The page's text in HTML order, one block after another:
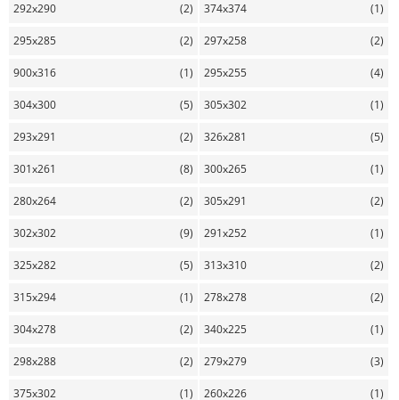
292x290 (2) 374x374 (1)
295x285 (2) 297x258 (2)
900x316 (1) 295x255 (4)
304x300 (5) 305x302 (1)
293x291 (2) 326x281 (5)
301x261 (8) 300x265 (1)
280x264 (2) 305x291 (2)
302x302 (9) 291x252 (1)
325x282 (5) 313x310 (2)
315x294 (1) 278x278 (2)
304x278 (2) 340x225 (1)
298x288 (2) 279x279 (3)
375x302 (1) 260x226 (1)